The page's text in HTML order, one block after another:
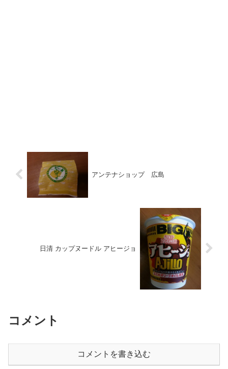
アンテナショップ 広島
日清 カップヌードル アヒージョ
コメント
コメントを書き込む